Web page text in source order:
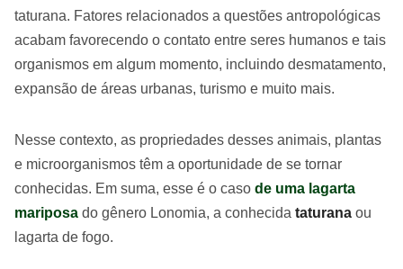
taturana. Fatores relacionados a questões antropológicas
acabam favorecendo o contato entre seres humanos e tais
organismos em algum momento, incluindo desmatamento,
expansão de áreas urbanas, turismo e muito mais.
Nesse contexto, as propriedades desses animais, plantas
e microorganismos têm a oportunidade de se tornar
conhecidas. Em suma, esse é o caso de uma lagarta
mariposa do gênero Lonomia, a conhecida taturana ou
lagarta de fogo.